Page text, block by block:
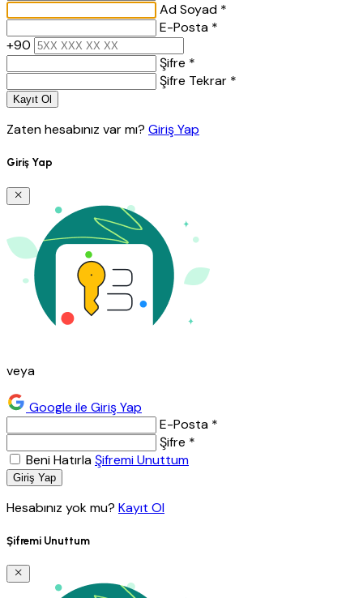
Ad Soyad *
E-Posta *
+90
Şifre *
Şifre Tekrar *
Kayıt Ol
Zaten hesabınız var mı? Giriş Yap
Giriş Yap
veya
Google ile Giriş Yap
E-Posta *
Şifre *
Beni HatırlaŞifremi Unuttum
Giriş Yap
Hesabınız yok mu? Kayıt Ol
Şifremi Unuttum